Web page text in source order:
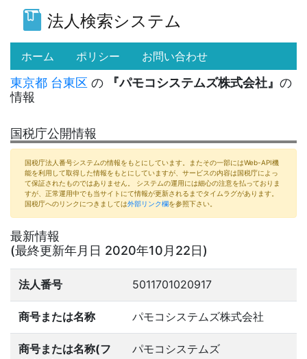
法人検索システム
ホーム (current)
ポリシー お問い合わせ
東京都 台東区 の 『パモコシステムズ株式会社』 の
情報
国税庁公開情報
国税庁法人番号システムの情報をもとにしています。またその一部にはWeb-API機
能を利用して取得した情報をもとにしていますが、サービスの内容は国税庁によっ
て保証されたものではありません。 システムの運用には細心の注意を払っておりま
すが、正常運用中でも当サイトにて情報が更新されるまでタイムラグがあります。
国税庁へのリンクにつきましては外部リンク欄を参照下さい。
最新情報
(最終更新年月日 2020年10月22日)
法人番号 5011701020917
商号または名称 パモコシステムズ株式会社
商号または名称(フ
パモコシステムズ